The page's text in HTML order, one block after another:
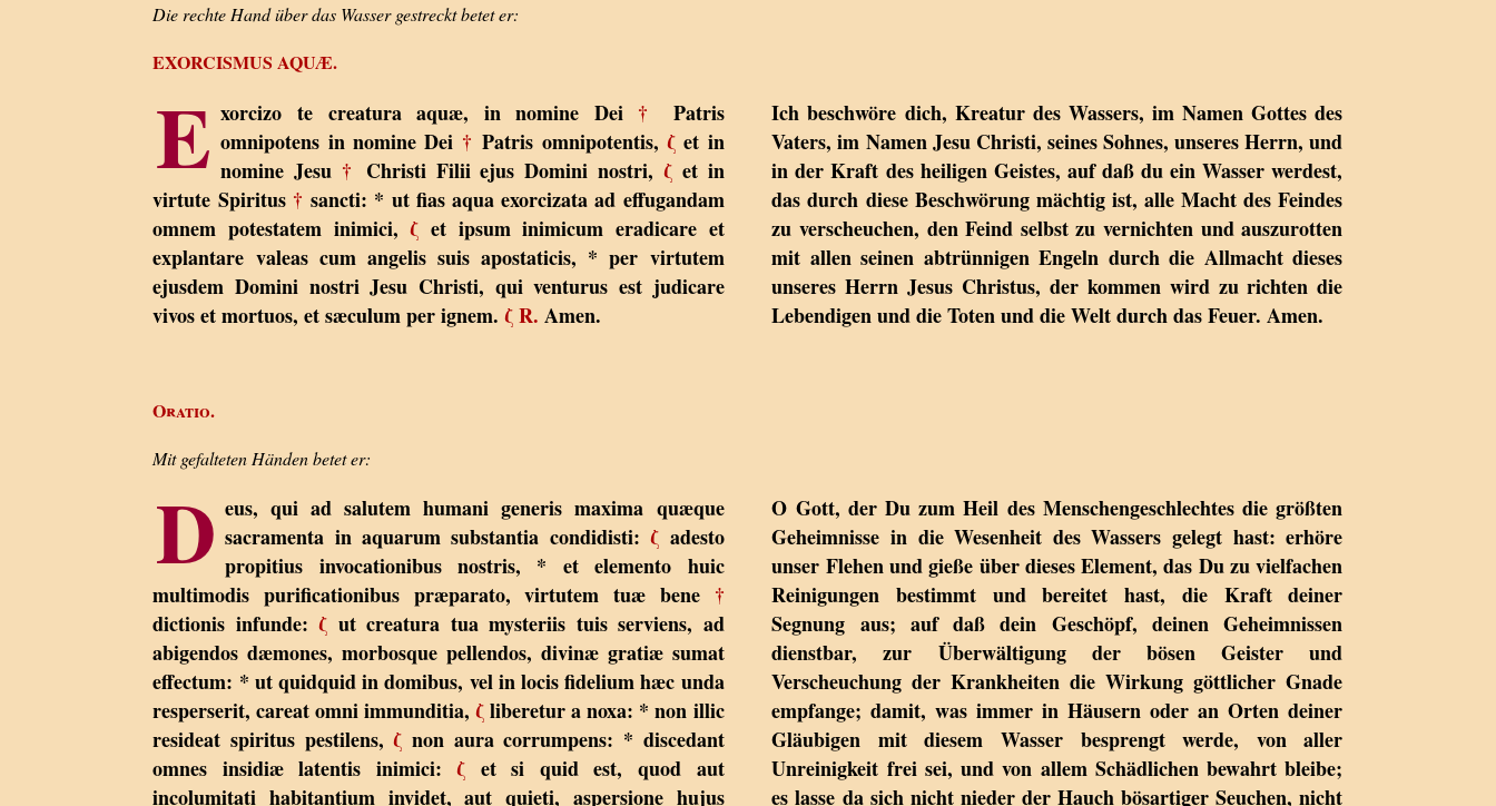
Die rechte Hand über das Wasser gestreckt betet er:
EXORCISMUS AQUÆ.
E xorcizo te creatura aquæ, in nomine Dei †
Patris
omnipotens in nomine Dei † Patris omnipotentis, ζet in
nomine Jesu † Christi Filii ejus Domini nostri, ζet in
virtute Spiritus † sancti: * ut fias aqua exorcizata ad effugandam
omnem potestatem inimici,ζ et ipsum inimicum eradicare et
explantare valeas cum angelis suis apostaticis, * per virtutem
ejusdem Domini nostri Jesu Christi, qui venturus est judicare
vivos et mortuos, et sæculum per ignem.ζ R. Amen.
Ich beschwöre dich, Kreatur des Wassers, im Namen Gottes des
Vaters, im Namen Jesu Christi, seines Sohnes, unseres Herrn, und
in der Kraft des heiligen Geistes, auf daß du ein Wasser werdest,
das durch diese Beschwörung mächtig ist, alle Macht des Feindes
zu verscheuchen, den Feind selbst zu vernichten und auszurotten
mit allen seinen abtrünnigen Engeln durch die Allmacht dieses
unseres Herrn Jesus Christus, der kommen wird zu richten die
Lebendigen und die Toten und die Welt durch das Feuer. Amen.
Oratio.
Mit gefalteten Händen betet er:
D eus, qui ad salutem humani generis maxima quæque
sacramenta in aquarum substantia condidisti:ζ adesto
propitius invocationibus nostris, * et elemento huic
multimodis purificationibus præparato, virtutem tuæ bene †
dictionis infunde:ζ ut creatura tua mysteriis tuis serviens, ad
abigendos dæmones, morbosque pellendos, divinæ gratiæ sumat
effectum: * ut quidquid in domibus, vel in locis fidelium hæc unda
resperserit, careat omni immunditia,ζliberetur a noxa: * non illic
resideat spiritus pestilens,ζ non aura corrumpens: * discedant
omnes insidiæ latentis inimici:ζ et si quid est, quod aut
incolumitati habitantium invidet, aut quieti, aspersione hujus
O Gott, der Du zum Heil des Menschengeschlechtes die größten
Geheimnisse in die Wesenheit des Wassers gelegt hast: erhöre
unser Flehen und gieße über dieses Element, das Du zu vielfachen
Reinigungen bestimmt und bereitet hast, die Kraft deiner
Segnung aus; auf daß dein Geschöpf, deinen Geheimnissen
dienstbar, zur Überwältigung der bösen Geister und
Verscheuchung der Krankheiten die Wirkung göttlicher Gnade
empfange; damit, was immer in Häusern oder an Orten deiner
Gläubigen mit diesem Wasser besprengt werde, von aller
Unreinigkeit frei sei, und von allem Schädlichen bewahrt bleibe;
es lasse da sich nicht nieder der Hauch bösartiger Seuchen, nicht